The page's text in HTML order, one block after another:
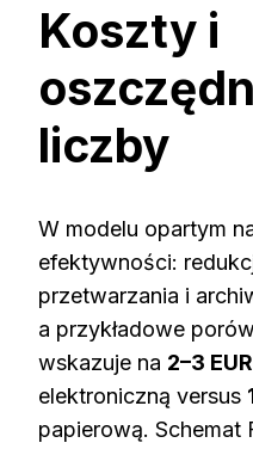
Koszty i
liczby
W modelu opartym
efektywności:
przetwarzania i
a przykładowe
wskazuje na 2–3 EUR
elektroniczną versus
papierową. Schemat